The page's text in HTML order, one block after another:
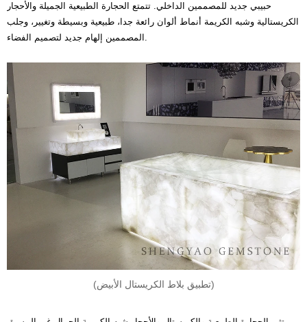
حبيبي جديد للمصممين الداخلي. تتمتع الحجارة الطبيعية الجميلة والأحجار
الكريستالية وشبه الكريمة أنماط ألوان رائعة جدا، طبيعية وبسيطة وتغيير، وجلب
المصممين إلهام جديد لتصميم الفضاء.
(تطبيق بلاط الكريستال الأبيض)